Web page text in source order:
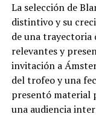
La selección de
distintivo y su
de una trayectoria
relevantes y
invitación a
del trofeo y una
presentó material
una audiencia